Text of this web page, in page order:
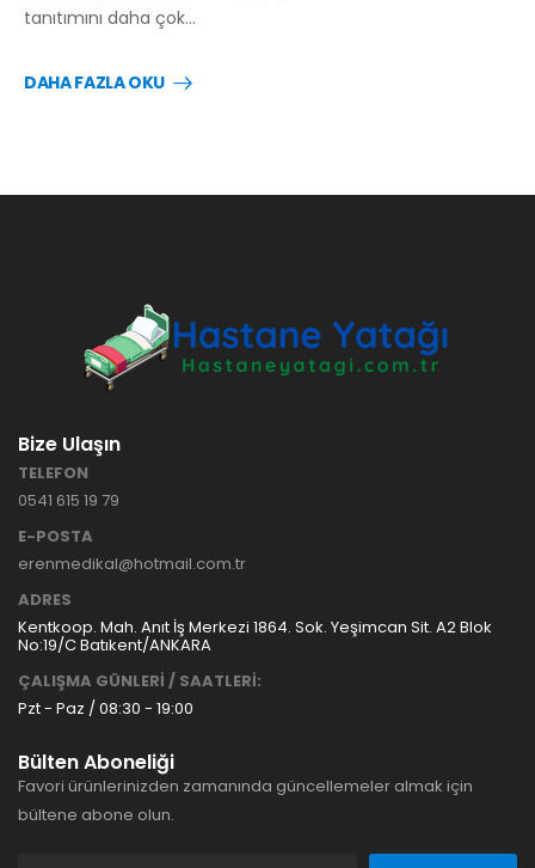
tanıtımını daha çok…
DAHA FAZLA OKU
Bize Ulaşın
TELEFON
0541 615 19 79
E-POSTA
erenmedikal@hotmail.com.tr
ADRES
Kentkoop. Mah. Anıt İş Merkezi 1864. Sok. Yeşimcan Sit. A2 Blok
No:19/C Batıkent/ANKARA
ÇALIŞMA GÜNLERİ / SAATLERİ:
Pzt - Paz / 08:30 - 19:00
Bülten Aboneliği
Favori ürünlerinizden zamanında güncellemeler almak için
bültene abone olun.